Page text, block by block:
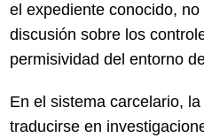
el expediente conocido,
discusión sobre los
permisividad del entorno
En el sistema carcelario,
traducirse en